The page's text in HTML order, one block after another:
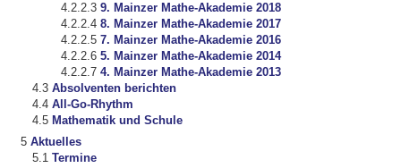
9. Mainzer Mathe-Akademie 2018
8. Mainzer Mathe-Akademie 2017
7. Mainzer Mathe-Akademie 2016
5. Mainzer Mathe-Akademie 2014
4. Mainzer Mathe-Akademie 2013
Absolventen berichten
All-Go-Rhythm
Mathematik und Schule
Aktuelles
Termine